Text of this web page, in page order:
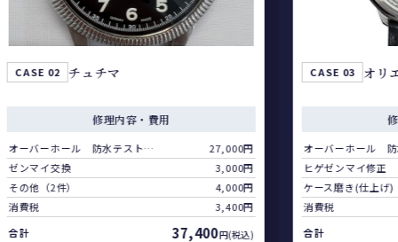
チュチマ
修理内容・費用
27,000円
）
円(税込)
オリエント
修理内容・費
ヒゲゼンマイ修正
ケース磨き(仕上げ) キャンペーン価格
消費税
合計